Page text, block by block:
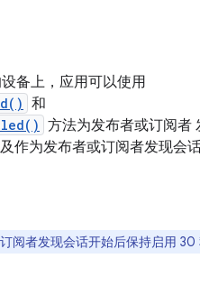
备上，应用可以使用
和
方法为发布者或订阅者
作为发布者或订阅者发现会
阅者发现会话开始后保持启用 30